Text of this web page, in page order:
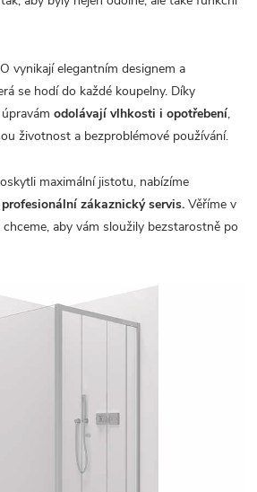
vynikají elegantním designem a
se hodí do každé koupelny. Díky
odolávají vlhkosti i opotřebení,
životnost a bezproblémové používání.
maximální jistotu, nabízíme
zákaznický servis. Věříme v
aby vám sloužily bezstarostně po